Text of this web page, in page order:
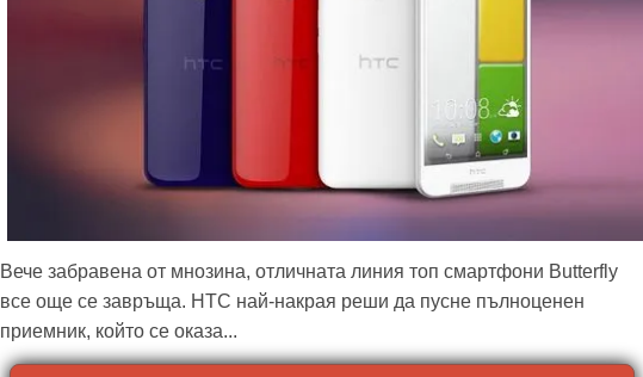
Вече забравена от мнозина, отличната линия топ смартфони Butterfly
все още се завръща. HTC най-накрая реши да пусне пълноценен
приемник, който се оказа...